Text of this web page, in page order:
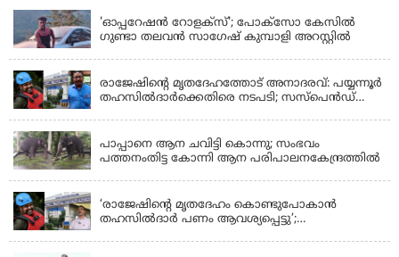
'ഓപ്പറേഷൻ റോളക്സ്'; പോക്സോ കേസിൽ
ഗുണ്ടാ തലവൻ സാഗേഷ് കുമ്പാളി അറസ്റ്റിൽ
രാജേഷിന്റെ മൃതദേഹത്തോട് അനാദരവ്: പയ്യന്നൂർ
തഹസിൽദാർക്കെതിരെ നടപടി; സസ്പെൻഡ്
പാപ്പാനെ ആന ചവിട്ടി കൊന്നു; സംഭവം
പത്തനംതിട്ട കോന്നി ആന പരിപാലനകേന്ദ്രത്തിൽ
‘രാജേഷിന്‍റെ മൃതദേഹം കൊണ്ടുപോകാന്‍
തഹസില്‍ദാര്‍ പണം ആവശ്യപ്പെട്ടു’;